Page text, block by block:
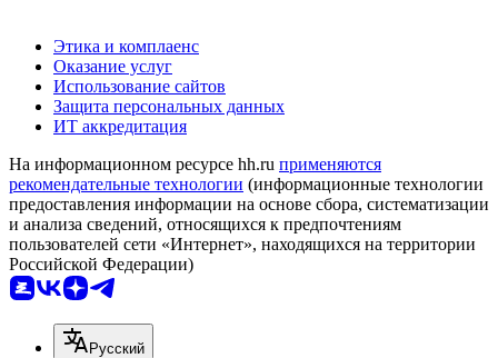
Этика и комплаенс
Оказание услуг
Использование сайтов
Защита персональных данных
ИТ аккредитация
На информационном ресурсе hh.ru применяются
рекомендательные технологии (информационные технологии
предоставления информации на основе сбора, систематизации
и анализа сведений, относящихся к предпочтениям
пользователей сети «Интернет», находящихся на территории
Российской Федерации)
Русский